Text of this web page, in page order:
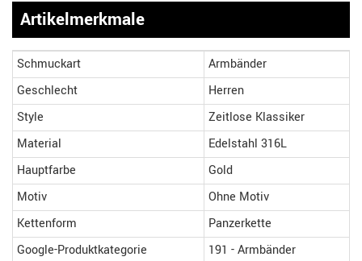
Artikelmerkmale
Schmuckart
Armbänder
Geschlecht
Herren
Style
Zeitlose Klassiker
Material
Edelstahl 316L
Hauptfarbe
Gold
Motiv
Ohne Motiv
Kettenform
Panzerkette
Google-Produktkategorie
191 - Armbänder